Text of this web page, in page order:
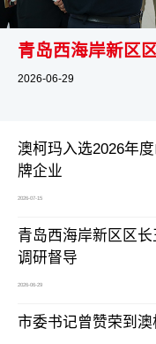
青岛西海岸新区
2026-06-29
澳柯玛入选2026年
牌企业
2026-07-15
青岛西海岸新区区
调研督导
2026-06-29
市委书记曾赞荣到